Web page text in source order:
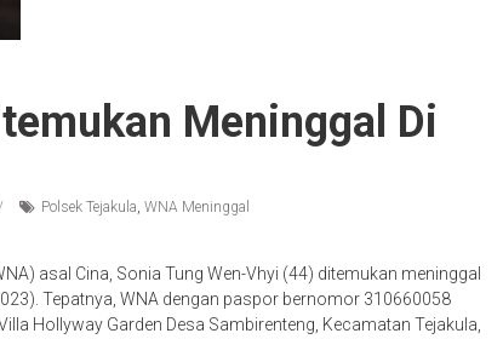
Meninggal Di
Polsek Tejakula, WNA Meninggal
asal Cina, Sonia Tung Wen-Vhyi (44) ditemukan meninggal
Tepatnya, WNA dengan paspor bernomor 310660058
Hollyway Garden Desa Sambirenteng, Kecamatan Tejakula,